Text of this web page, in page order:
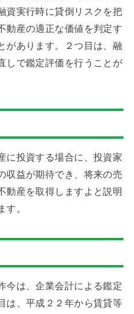
資実行時に貸倒リスクを把
動産の適正な価値を判定す
があります。２つ目は、融
しで鑑定評価を行うことが
に投資する場合に、投資家
収益が期待でき、将来の売
動産を取得しますよと説明
す。
今は、企業会計による鑑定
は、平成２２年から賃貸等